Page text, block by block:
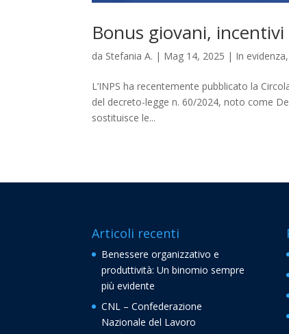
Bonus giovani,
da Stefania A. | Mag 14, 2025 | In evidenza,
L’INPS ha recentemente pubblicato la
del decreto-legge n. 60/2024, noto come
sostituisce le...
Articoli recenti
Benessere organizzativo e
produttività: Un binomio sempre
più evidente
CNL – Confederazione
Nazionale del Lavoro